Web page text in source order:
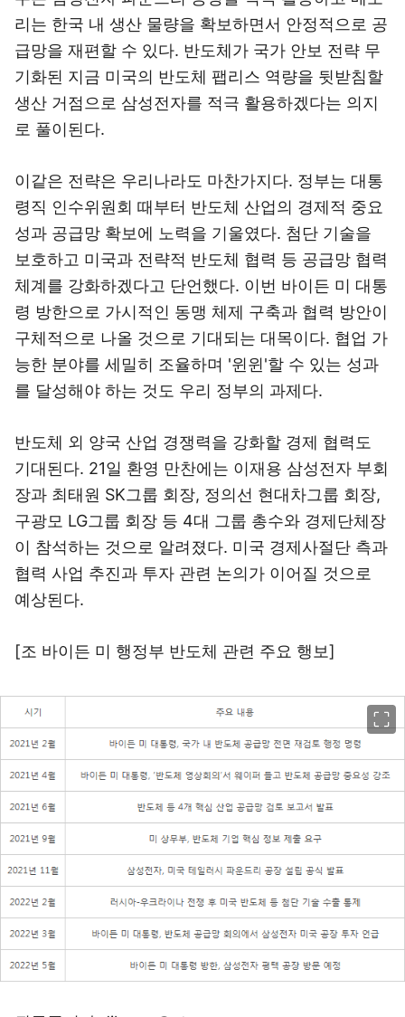
리는 한국 내 생산 물량을 확보하면서 안정적으로 공
급망을 재편할 수 있다. 반도체가 국가 안보 전략 무
기화된 지금 미국의 반도체 팹리스 역량을 뒷받침할
생산 거점으로 삼성전자를 적극 활용하겠다는 의지
로 풀이된다.
이같은 전략은 우리나라도 마찬가지다. 정부는 대통
령직 인수위원회 때부터 반도체 산업의 경제적 중요
성과 공급망 확보에 노력을 기울였다. 첨단 기술을
보호하고 미국과 전략적 반도체 협력 등 공급망 협력
체계를 강화하겠다고 단언했다. 이번 바이든 미 대통
령 방한으로 가시적인 동맹 체제 구축과 협력 방안이
구체적으로 나올 것으로 기대되는 대목이다. 협업 가
능한 분야를 세밀히 조율하며 '윈윈'할 수 있는 성과
를 달성해야 하는 것도 우리 정부의 과제다.
반도체 외 양국 산업 경쟁력을 강화할 경제 협력도
기대된다. 21일 환영 만찬에는 이재용 삼성전자 부회
장과 최태원 SK그룹 회장, 정의선 현대차그룹 회장,
구광모 LG그룹 회장 등 4대 그룹 총수와 경제단체장
이 참석하는 것으로 알려졌다. 미국 경제사절단 측과
협력 사업 추진과 투자 관련 논의가 이어질 것으로
예상된다.
[조 바이든 미 행정부 반도체 관련 주요 행보]